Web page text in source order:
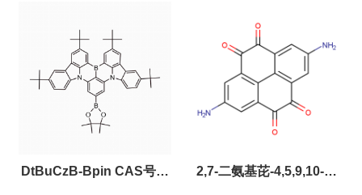
也可联系！
DtBuCzB-Bpin CAS号： 2,7-二氨基芘-4,5,9,10-四